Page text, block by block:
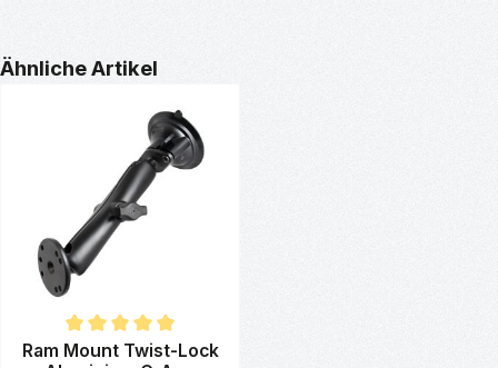
Productgalerij overslaan
Ähnliche Artikel
Gemiddelde waardering van 5 van 5 sterren
Ram Mount Twist-Lock